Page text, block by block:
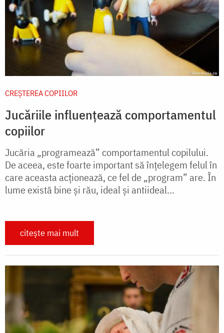
CREŞTEREA COPIILOR
Jucăriile influențează comportamentul
copiilor
Jucăria „programează” comportamentul copilului.
De aceea, este foarte important să înţelegem felul în
care aceasta acţionează, ce fel de „program” are. În
lume există bine şi rău, ideal şi antiideal...
citește mai mult